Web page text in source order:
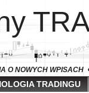
O NOWYCH WPISACH
TRADINGU